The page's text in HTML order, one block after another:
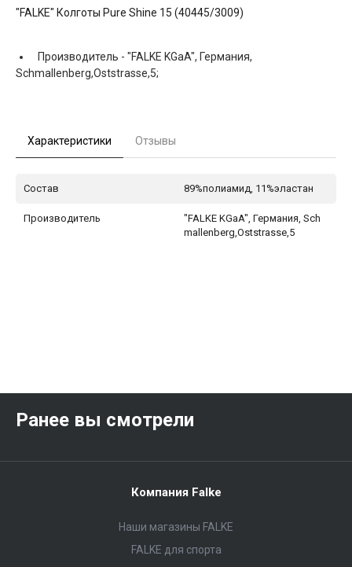
"FALKE" Колготы Pure Shine 15 (40445/3009)
Производитель - "FALKE KGaA", Германия,
Schmallenberg,Oststrasse,5;
Характеристики Отзывы
Состав 89%полиамид, 11%эластан
Производитель
"FALKE KGaA", Германия, Sch
mallenberg,Oststrasse,5
Ранее вы смотрели
Компания Falke
Наши магазины FALKE
FALKE для спорта